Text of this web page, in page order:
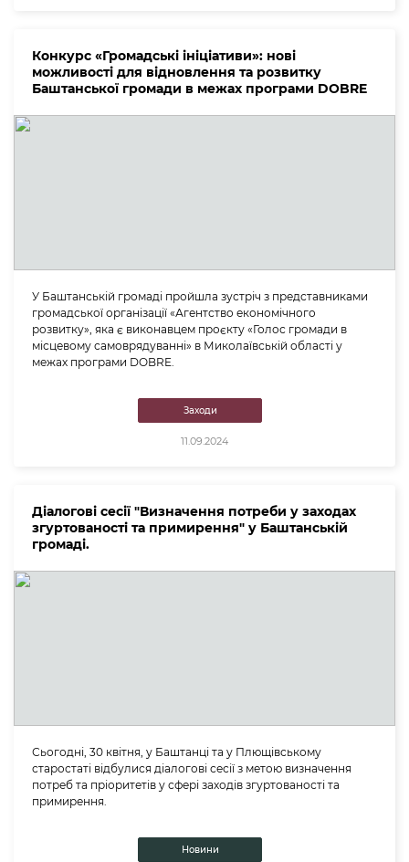
Конкурс «Громадські ініціативи»: нові
можливості для відновлення та розвитку
Баштанської громади в межах програми DOBRE
У Баштанській громаді пройшла зустріч з представниками
громадської організації «Агентство економічного
розвитку», яка є виконавцем проєкту «Голос громади в
місцевому самоврядуванні» в Миколаївській області у
межах програми DOBRE.
Заходи
11.09.2024
Діалогові сесії "Визначення потреби у заходах
згуртованості та примирення" у Баштанській
громаді.
Сьогодні, 30 квітня, у Баштанці та у Плющівському
старостаті відбулися діалогові сесії з метою визначення
потреб та пріоритетів у сфері заходів згуртованості та
примирення.
Новини